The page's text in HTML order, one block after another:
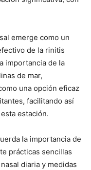
emerge como un
de la rinitis
importancia de la
de mar,
una opción eficaz
facilitando así
estación.
la importancia de
prácticas sencillas
diaria y medidas